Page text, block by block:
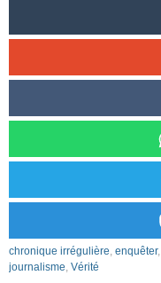
chronique irrégulière, enquêter,
journalisme, Vérité